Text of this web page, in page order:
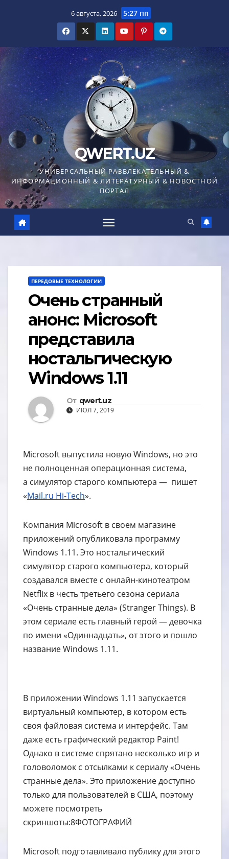
6 августа, 2026 5:27 пп
QWERT.UZ
УНИВЕРСАЛЬНЫЙ РАЗВЛЕКАТЕЛЬНЫЙ &
ИНФОРМАЦИОННЫЙ & ЛИТЕРАТУРНЫЙ & НОВОСТНОЙ
ПОРТАЛ
ПЕРЕДОВЫЕ ТЕХНОЛОГИИ
Очень странный
анонс: Microsoft
представила
ностальгическую
Windows 1.11
От qwert.uz
ИЮЛ 7, 2019
Microsoft выпустила новую Windows, но это
не полноценная операционная система,
а симулятор старого компьютера — пишет
«Mail.ru Hi-Tech».
Компания Microsoft в своем магазине
приложений опубликовала программу
Windows 1.11. Это ностальгический
симулятор старого компьютера, который
создавался вместе с онлайн-кинотеатром
Netflix в честь третьего сезона сериала
«Очень странные дела» (Stranger Things). В
этом сериале есть главный герой — девочка
по имени «Одиннадцать», от этого и пошло
название Windows 1.11.
В приложении Windows 1.11 запускается
виртуальный компьютер, в котором есть
своя файловая система и интерфейс. Там
даже есть графический редактор Paint!
Однако в системе спрятано несколько игр и
головоломок с отсылками к сериалу «Очень
странные дела». Это приложение доступно
только для пользователей в США, поэтому
можете посмотреть
скриншоты:8ФОТОГРАФИЙ
Microsoft подготавливало публику для этого